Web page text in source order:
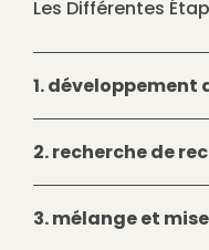
Les Différentes
1. développement
de "durabilité" et
travailler ses
de limites dans la
nouvelles et
2. recherche de
partenaires de
3. mélange et